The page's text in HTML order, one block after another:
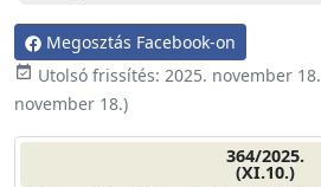
Megosztás Facebook-on
event_available Utolsó frissítés: 2025. november 18.
november 18.)
364/2025.
(XI.10.)